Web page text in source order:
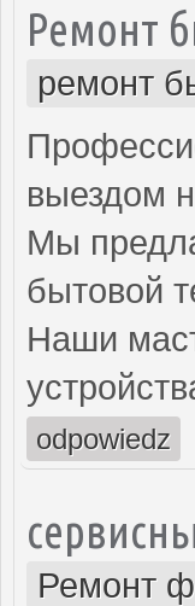
Ремонт
ремонт
выездом
Мы
бытовой
Наши
odpowiedz
Ремонт